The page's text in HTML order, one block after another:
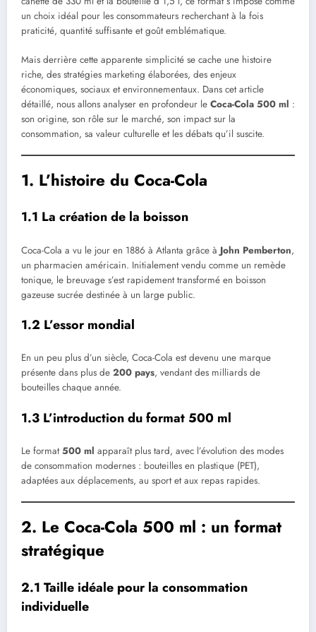
un choix idéal pour les consommateurs recherchant à la fois
praticité, quantité suffisante et goût emblématique.
Mais derrière cette apparente simplicité se cache une histoire
riche, des stratégies marketing élaborées, des enjeux
économiques, sociaux et environnementaux. Dans cet article
détaillé, nous allons analyser en profondeur le Coca-Cola 500 ml :
son origine, son rôle sur le marché, son impact sur la
consommation, sa valeur culturelle et les débats qu’il suscite.
1. L’histoire du Coca-Cola
1.1 La création de la boisson
Coca-Cola a vu le jour en 1886 à Atlanta grâce à John Pemberton,
un pharmacien américain. Initialement vendu comme un remède
tonique, le breuvage s’est rapidement transformé en boisson
gazeuse sucrée destinée à un large public.
1.2 L’essor mondial
En un peu plus d’un siècle, Coca-Cola est devenu une marque
présente dans plus de 200 pays, vendant des milliards de
bouteilles chaque année.
1.3 L’introduction du format 500 ml
Le format500 ml apparaît plus tard, avec l’évolution des modes
de consommation modernes : bouteilles en plastique (PET),
adaptées aux déplacements, au sport et aux repas rapides.
2. Le Coca-Cola 500 ml : un format
stratégique
2.1 Taille idéale pour la consommation
individuelle